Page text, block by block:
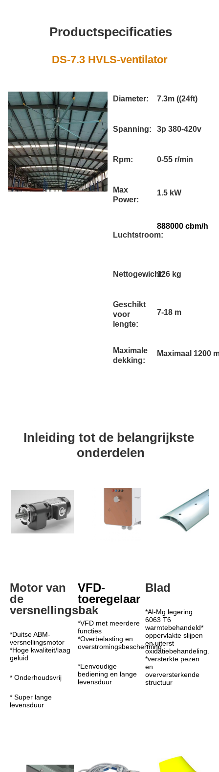
Productspecificaties
DS-7.3 HVLS-ventilator
Diameter: 7.3m ((24ft)
Spanning: 3p 380-420v
Rpm: 0-55 r/min
Max
Power:
1.5 kW
Luchtstroom:
888000 cbm/h
Nettogewicht:126 kg
Geschikt
voor
lengte:
7-18 m
Maximale
dekking:
Maximaal 1200
Inleiding tot de belangrijkste
onderdelen
Motor van
de
versnellingsbak
*Duitse ABM-
versnellingsmotor
*Hoge kwaliteit/laag
geluid
* Onderhoudsvrij
* Super lange
levensduur
VFD-
toeregelaar
*VFD met meerdere
functies
*Overbelasting en
overstromingsbescherming
*Eenvoudige
bediening en lange
levensduur
Blad
*Al-Mg legering
6063 T6
warmtebehandeld*
oppervlakte slijpen
en uiterst
oxidatiebehandeling.
*versterkte pezen
en
overversterkende
structuur